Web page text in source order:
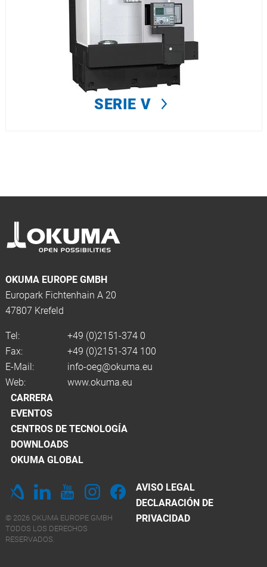
SERIE V
OKUMA EUROPE GMBH
Europark Fichtenhain A 20
47807 Krefeld
Tel:
+49 (0)2151-374 0
Fax:
+49 (0)2151-374 100
E-Mail:
info-oeg@okuma.eu
Web:
www.okuma.eu
CARRERA
EVENTOS
CENTROS DE TECNOLOGÍA
DOWNLOADS
OKUMA GLOBAL
AVISO LEGAL
DECLARACIÓN DE
PRIVACIDAD
© 2026 OKUMA EUROPE GMBH
TODOS LOS DERECHOS
RESERVADOS.